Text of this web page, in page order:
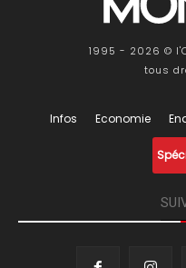
1995 - 2026 ©
tous
Infos Economie